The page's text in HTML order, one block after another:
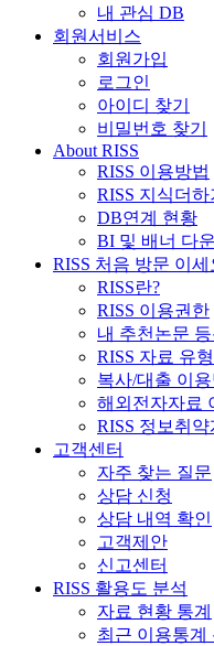
내 관심 DB
회원서비스
회원가입
로그인
아이디 찾기
비밀번호 찾기
About RISS
RISS 이용방법
RISS 지식더하
DB연계 현황
BI 및 배너 다
RISS 처음 방문 이세
RISS란?
RISS 이용권한
내 추천논문
RISS 자료 유
복사/대출 이
해외전자자료
RISS 정보취
고객센터
자주 찾는 질문
상담 신청
상담 내역 확인
고객제안
신고센터
RISS 활용도 분석
자료 현황 통계
최근 이용통계